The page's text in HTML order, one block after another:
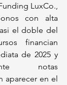
LuxCo.,
con alta
el doble del
financian
de 2025 y
notas
aparecer en el